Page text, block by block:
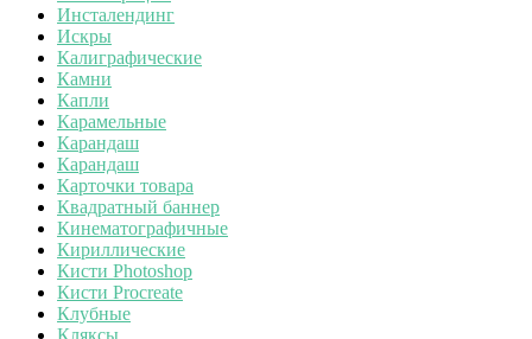
Инсталендинг
Искры
Калиграфические
Камни
Капли
Карамельные
Карандаш
Карандаш
Карточки товара
Квадратный баннер
Кинематографичные
Кириллические
Кисти Photoshop
Кисти Procreate
Клубные
Кляксы